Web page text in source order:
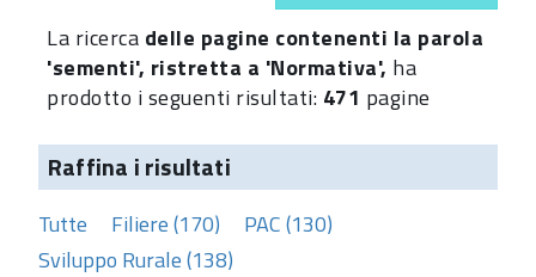
La ricerca delle pagine contenenti la parola
'sementi', ristretta a 'Normativa', ha
prodotto i seguenti risultati: 471 pagine
Raffina i risultati
Tutte Filiere (170)
PAC (130)
Sviluppo Rurale (138)